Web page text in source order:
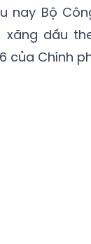
nay Bộ
xăng dầu
của Chính